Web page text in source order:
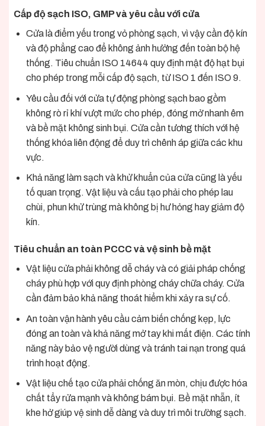
Cấp độ sạch ISO, GMP và yêu cầu với cửa
Cửa là điểm yếu trong vỏ phòng sạch, vì vậy cần độ kín
và độ phẳng cao để không ảnh hưởng đến toàn bộ hệ
thống. Tiêu chuẩn ISO 14644 quy định mật độ hạt bụi
cho phép trong mỗi cấp độ sạch, từ ISO 1 đến ISO 9.
Yêu cầu đối với cửa tự động phòng sạch bao gồm
không rò rỉ khí vượt mức cho phép, đóng mở nhanh êm
và bề mặt không sinh bụi. Cửa cần tương thích với hệ
thống khóa liên động để duy trì chênh áp giữa các khu
vực.
Khả năng làm sạch và khử khuẩn của cửa cũng là yếu
tố quan trọng. Vật liệu và cấu tạo phải cho phép lau
chùi, phun khử trùng mà không bị hư hỏng hay giảm độ
kín.
Tiêu chuẩn an toàn PCCC và vệ sinh bề mặt
Vật liệu cửa phải không dễ cháy và có giải pháp chống
cháy phù hợp với quy định phòng cháy chữa cháy. Cửa
cần đảm bảo khả năng thoát hiểm khi xảy ra sự cố.
An toàn vận hành yêu cầu cảm biến chống kẹp, lực
đóng an toàn và khả năng mở tay khi mất điện. Các tính
năng này bảo vệ người dùng và tránh tai nạn trong quá
trình hoạt động.
Vật liệu chế tạo cửa phải chống ăn mòn, chịu được hóa
chất tẩy rửa mạnh và không bám bụi. Bề mặt nhẵn, ít
khe hở giúp vệ sinh dễ dàng và duy trì môi trường sạch.